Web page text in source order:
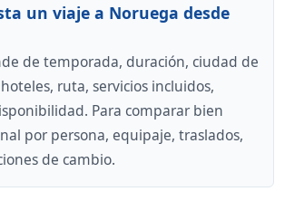
un viaje a Noruega desde
de temporada, duración, ciudad de
ruta, servicios incluidos,
Para comparar bien
por persona, equipaje, traslados,
de cambio.